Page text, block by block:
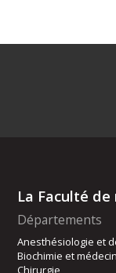
La Faculté
Départements
Anesthésiologie et
Biochimie et
Chirurgie